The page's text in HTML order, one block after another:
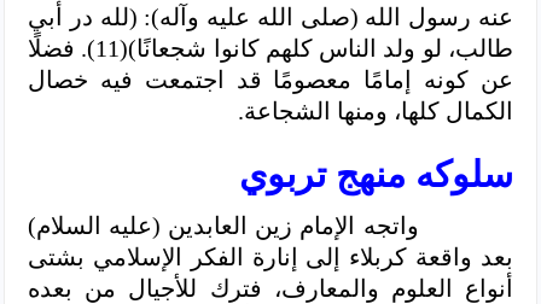
عنه رسول الله (صلى الله عليه وآله): (لله در أبي
طالب، لو ولد الناس كلهم كانوا شجعانًا)(11). فضلًا
عن كونه إمامًا معصومًا قد اجتمعت فيه خصال
الكمال كلها، ومنها الشجاعة.
سلوكه منهج تربوي
واتجه الإمام زين العابدين (عليه السلام)
بعد واقعة كربلاء إلى إنارة الفكر الإسلامي بشتى
أنواع العلوم والمعارف، فترك للأجيال من بعده